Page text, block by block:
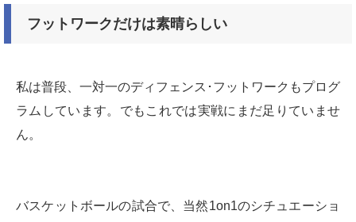
フットワークだけは素晴らしい
私は普段、一対一のディフェンス･フットワークもプログ
ラムしています。でもこれでは実戦にまだ足りていませ
ん。
バスケットボールの試合で、当然1on1のシチュエーショ